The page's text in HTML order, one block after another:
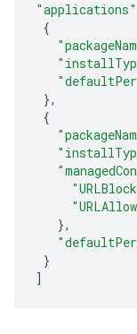
"applications"
{
},
{
},
}
]